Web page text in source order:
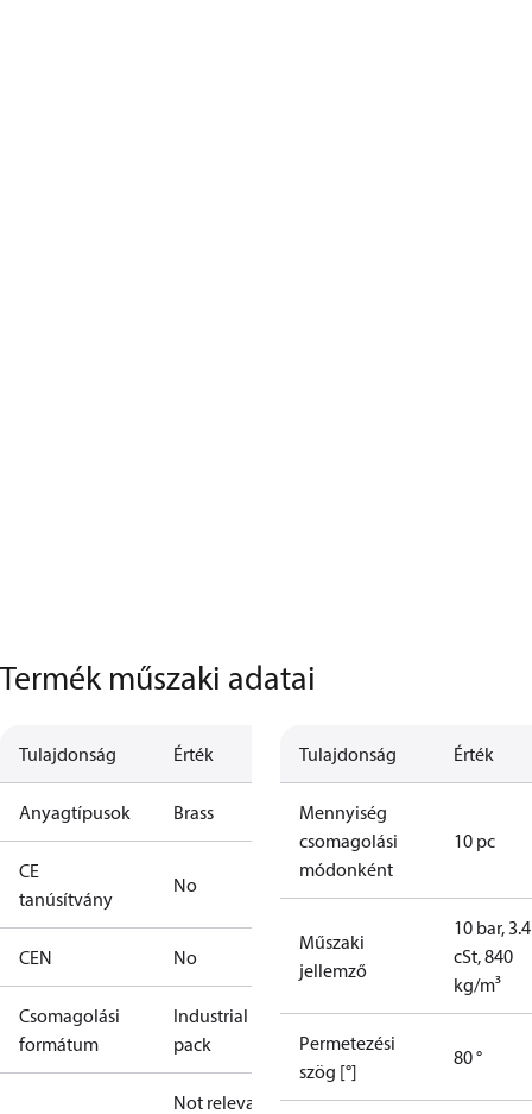
Termék műszaki adatai
Tulajdonság Érték
Anyagtípusok Brass
CE
tanúsítvány
No
CEN No
Csomagolási
formátum
Industrial
pack
Not relevant
Tulajdonság Érték
Mennyiség
csomagolási
módonként
10 pc
Műszaki
jellemző
10 bar, 3.4
cSt, 840
kg/m³
Permetezési
szög [°]
80 °